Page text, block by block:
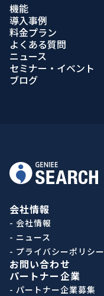
機能
導入事例
料金プラン
よくある質問
ニュース
セミナー・イベント
ブログ
会社情報
- 会社情報
- ニュース
- プライバシーポリシー
お問い合わせ
パートナー企業
- パートナー企業募集